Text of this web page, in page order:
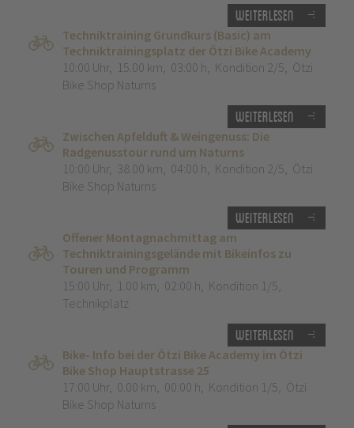
Weiterlesen
Techniktraining Grundkurs (Basic) am
Techniktrainingsplatz der Ötzi Bike Academy
10:00 Uhr, 15.00 km, 03:00 h, Kondition 2/5, Ötzi
Bike Shop Naturns
Weiterlesen
Zwischen Apfelduft & Weingenuss: Die
Radgenusstour rund um Naturns
10:00 Uhr, 38.00 km, 04:00 h, Kondition 2/5, Ötzi
Bike Shop Naturns
Weiterlesen
Offener Montagnachmittag am
Techniktrainingsgelände mit Bikeinfos zu
Touren und Programm
15:00 Uhr, 1.00 km, 02:00 h, Kondition 1/5,
Technikplatz
Weiterlesen
Bike- Info bei der Ötzi Bike Academy im Ötzi
Bike Shop Hauptstrasse 25
17:00 Uhr, 0.00 km, 00:00 h, Kondition 1/5, Ötzi
Bike Shop Naturns